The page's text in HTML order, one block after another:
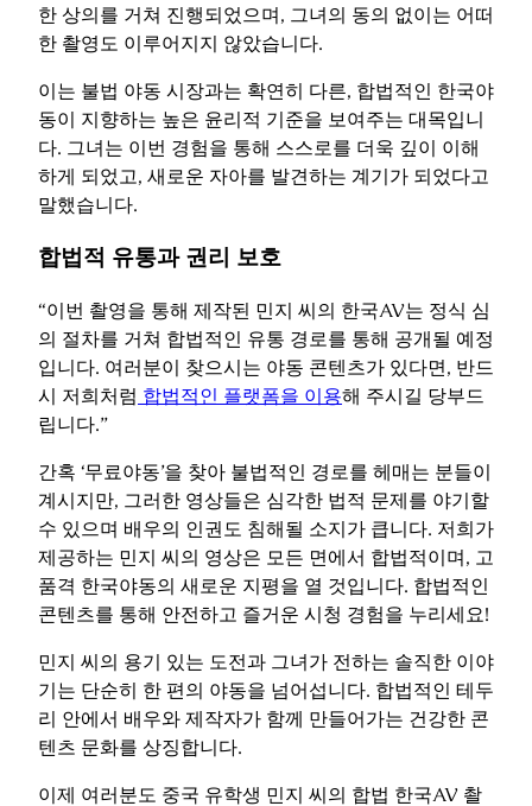
한 상의를 거쳐 진행되었으며, 그녀의 동의 없이는 어떠
한 촬영도 이루어지지 않았습니다.
이는 불법 야동 시장과는 확연히 다른, 합법적인 한국야
동이 지향하는 높은 윤리적 기준을 보여주는 대목입니
다. 그녀는 이번 경험을 통해 스스로를 더욱 깊이 이해
하게 되었고, 새로운 자아를 발견하는 계기가 되었다고
말했습니다.
합법적 유통과 권리 보호
“이번 촬영을 통해 제작된 민지 씨의 한국AV는 정식 심
의 절차를 거쳐 합법적인 유통 경로를 통해 공개될 예정
입니다. 여러분이 찾으시는 야동 콘텐츠가 있다면, 반드
시 저희처럼 합법적인 플랫폼을 이용해 주시길 당부드
립니다.”
간혹 ‘무료야동’을 찾아 불법적인 경로를 헤매는 분들이
계시지만, 그러한 영상들은 심각한 법적 문제를 야기할
수 있으며 배우의 인권도 침해될 소지가 큽니다. 저희가
제공하는 민지 씨의 영상은 모든 면에서 합법적이며, 고
품격 한국야동의 새로운 지평을 열 것입니다. 합법적인
콘텐츠를 통해 안전하고 즐거운 시청 경험을 누리세요!
민지 씨의 용기 있는 도전과 그녀가 전하는 솔직한 이야
기는 단순히 한 편의 야동을 넘어섭니다. 합법적인 테두
리 안에서 배우와 제작자가 함께 만들어가는 건강한 콘
텐츠 문화를 상징합니다.
이제 여러분도 중국 유학생 민지 씨의 합법 한국AV 촬